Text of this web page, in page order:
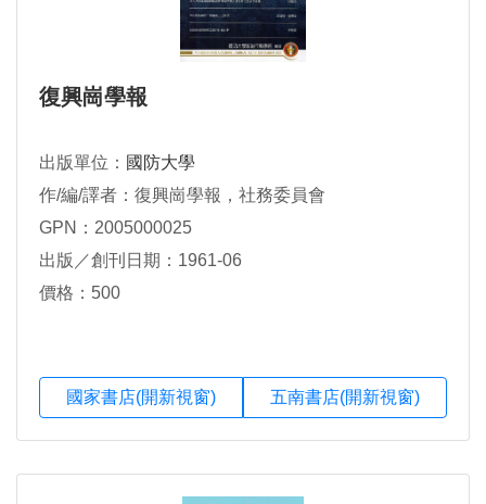
復興崗學報
出版單位： 國防大學
作/編/譯者：復興崗學報，社務委員會
GPN：2005000025
出版／創刊日期：1961-06
價格：500
國家書店(開新視窗) 五南書店(開新視窗)